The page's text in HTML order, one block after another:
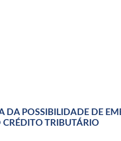
DA POSSIBILIDADE DE
TRIBUTÁRIO